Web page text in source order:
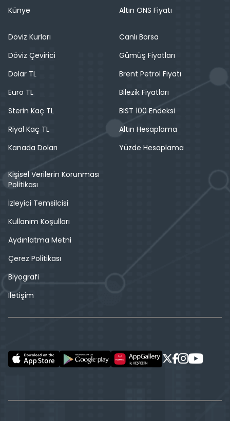
Künye
Altın ONS Fiyatı
Döviz Kurları
Döviz Çevirici
Dolar TL
Euro TL
Sterin Kaç TL
Riyal Kaç TL
Kanada Doları
Canlı Borsa
Gümüş Fiyatları
Brent Petrol Fiyatı
Bilezik Fiyatları
BIST 100 Endeksi
Altın Hesaplama
Yüzde Hesaplama
Kişisel Verilerin Korunması
Politikası
İzleyici Temsilcisi
Kullanım Koşulları
Aydınlatma Metni
Çerez Politikası
Biyografi
İletişim